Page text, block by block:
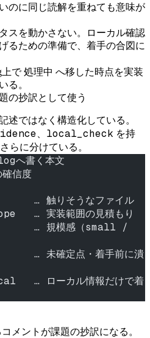
のに同じ読解を重ねても意味が
スを動かさない。ローカル確認
るための準備で、着手の合図に
上で処理中 へ移した時点を実装
る。
の抄訳として使う
述ではなく構造化している。
local_check を持
らに分けている。
へ書く本文
信度
… 触りそうなファイル
… 実装範囲の見積もり
メントが課題の抄訳になる。